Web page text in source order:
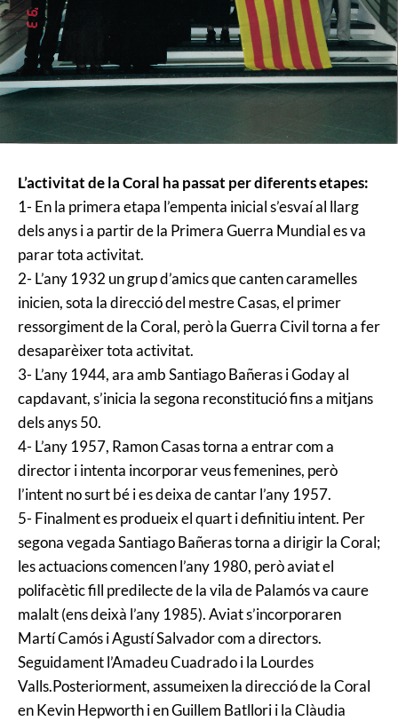
L’activitat de la Coral ha passat per diferents etapes:
1- En la primera etapa l’empenta inicial s’esvaí al llarg
dels anys i a partir de la Primera Guerra Mundial es va
parar tota activitat.
2- L’any 1932 un grup d’amics que canten caramelles
inicien, sota la direcció del mestre Casas, el primer
ressorgiment de la Coral, però la Guerra Civil torna a fer
desaparèixer tota activitat.
3- L’any 1944, ara amb Santiago Bañeras i Goday al
capdavant, s’inicia la segona reconstitució fins a mitjans
dels anys 50.
4- L’any 1957, Ramon Casas torna a entrar com a
director i intenta incorporar veus femenines, però
l’intent no surt bé i es deixa de cantar l’any 1957.
5- Finalment es produeix el quart i definitiu intent. Per
segona vegada Santiago Bañeras torna a dirigir la Coral;
les actuacions comencen l’any 1980, però aviat el
polifacètic fill predilecte de la vila de Palamós va caure
malalt (ens deixà l’any 1985). Aviat s’incorporaren
Martí Camós i Agustí Salvador com a directors.
Seguidament l’Amadeu Cuadrado i la Lourdes
Valls.Posteriorment, assumeixen la direcció de la Coral
en Kevin Hepworth i en Guillem Batllori i la Clàudia